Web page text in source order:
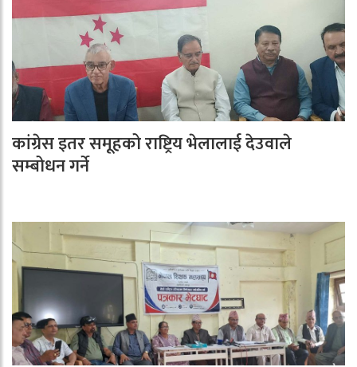
कांग्रेस इतर समूहको राष्ट्रिय भेलालाई देउवाले
सम्बोधन गर्ने